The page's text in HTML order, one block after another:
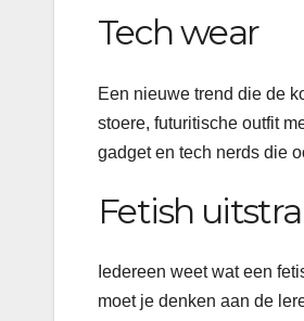
Tech wear
Een nieuwe trend die de
stoere, futuritische outfit
gadget en tech nerds die
Fetish
Iedereen weet wat een
moet je denken aan de